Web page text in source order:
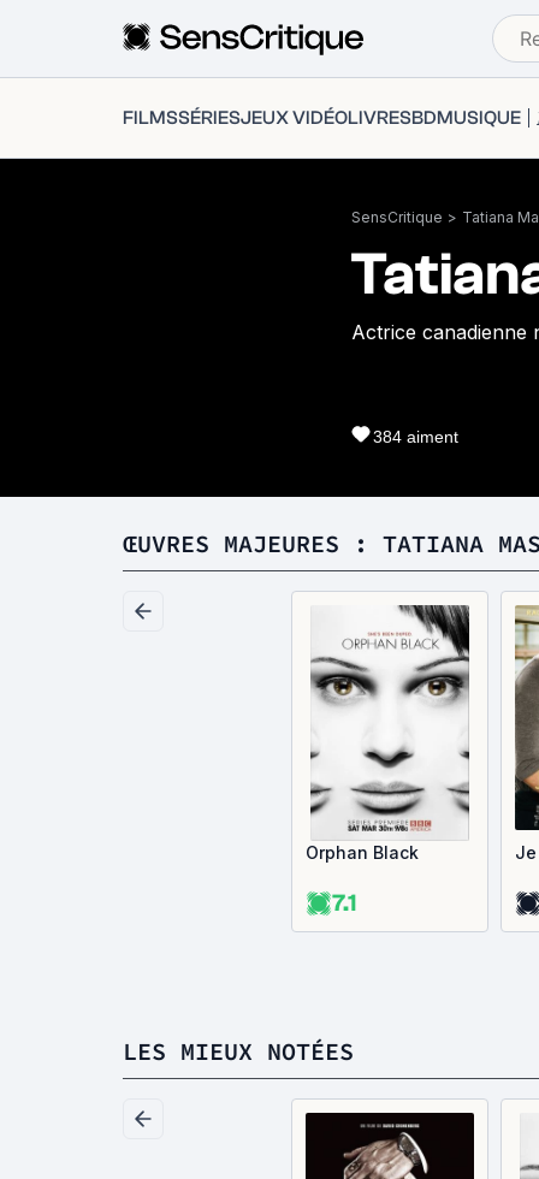
FILMSSÉRIESJEUX VIDÉOLIVRESBDMUSIQUE
SensCritique > Tatiana
Actrice canadienne
384 aiment
ŒUVRES MAJEURES : TATIANA
Orphan Black
7.1
LES MIEUX NOTÉES